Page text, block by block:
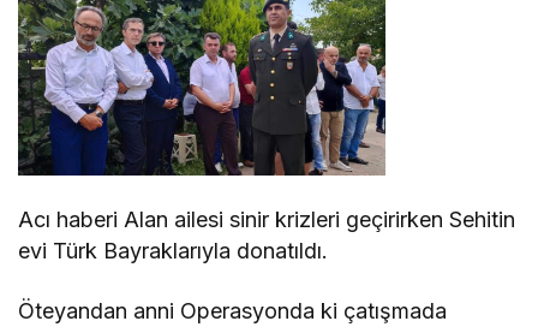
Acı haberi Alan ailesi sinir krizleri geçirirken Sehitin
evi Türk Bayraklarıyla donatıldı.
Öteyandan anni Operasyonda ki çatışmada